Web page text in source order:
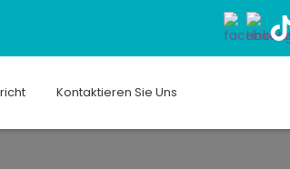
Kontaktieren Sie Uns